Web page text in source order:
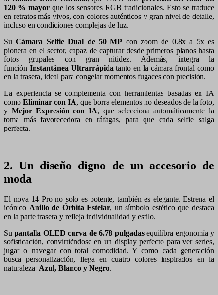
120 % mayor que los sensores RGB tradicionales. Esto se traduce
en retratos más vivos, con colores auténticos y gran nivel de detalle,
incluso en condiciones complejas de luz.
SuCámara Selfie Dual de 50 MP con zoom de 0.8x a 5x es
pionera en el sector, capaz de capturar desde primeros planos hasta
fotos grupales con gran nitidez. Además, integra la
función Instantánea Ultrarrápida tanto en la cámara frontal como
en la trasera, ideal para congelar momentos fugaces con precisión.
La experiencia se complementa con herramientas basadas en IA
como Eliminar con IA, que borra elementos no deseados de la foto,
y Mejor Expresión con IA, que selecciona automáticamente la
toma más favorecedora en ráfagas, para que cada selfie salga
perfecta.
2. Un diseño digno de un accesorio de
moda
El nova 14 Pro no solo es potente, también es elegante. Estrena el
icónico Anillo de Órbita Estelar, un símbolo estético que destaca
en la parte trasera y refleja individualidad y estilo.
Supantalla OLED curva de 6.78 pulgadasequilibra ergonomía y
sofisticación, convirtiéndose en un display perfecto para ver series,
jugar o navegar con total comodidad. Y como cada generación
busca personalización, llega en cuatro colores inspirados en la
naturaleza: Azul, Blanco y Negro.